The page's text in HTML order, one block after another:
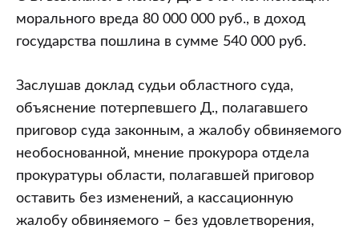
морального вреда 80 000 000 руб., в доход
государства пошлина в сумме 540 000 руб.
Заслушав доклад судьи областного суда,
объяснение потерпевшего Д., полагавшего
приговор суда законным, а жалобу обвиняемого
необоснованной, мнение прокурора отдела
прокуратуры области, полагавшей приговор
оставить без изменений, а кассационную
жалобу обвиняемого – без удовлетворения,